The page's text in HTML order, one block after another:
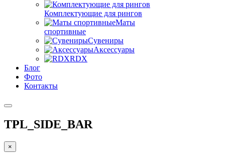
Комплектующие для рингов
Маты
спортивные
Сувениры
Аксессуары
RDX
Блог
Фото
Контакты
TPL_SIDE_BAR
×